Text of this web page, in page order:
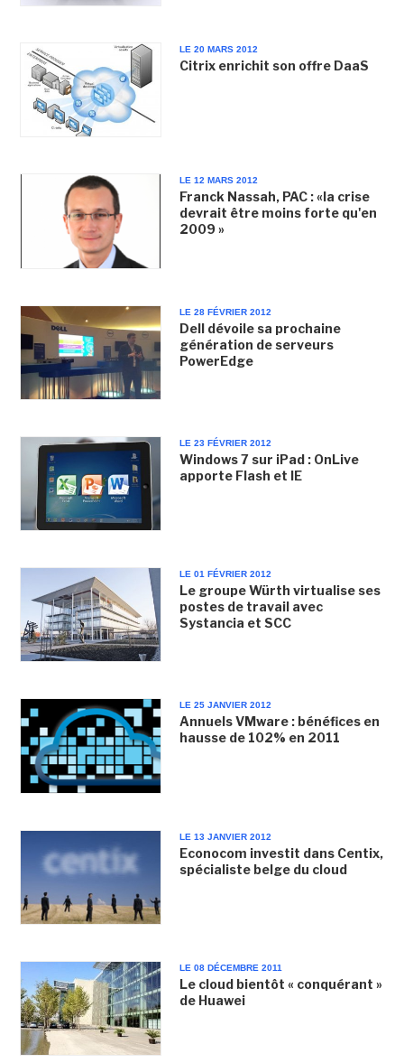
LE 20 MARS 2012
Citrix enrichit son offre DaaS
LE 12 MARS 2012
Franck Nassah, PAC : «la crise
devrait être moins forte qu'en
2009 »
LE 28 FÉVRIER 2012
Dell dévoile sa prochaine
génération de serveurs
PowerEdge
LE 23 FÉVRIER 2012
Windows 7 sur iPad : OnLive
apporte Flash et IE
LE 01 FÉVRIER 2012
Le groupe Würth virtualise ses
postes de travail avec
Systancia et SCC
LE 25 JANVIER 2012
Annuels VMware : bénéfices en
hausse de 102% en 2011
LE 13 JANVIER 2012
Econocom investit dans Centix,
spécialiste belge du cloud
LE 08 DÉCEMBRE 2011
Le cloud bientôt « conquérant »
de Huawei